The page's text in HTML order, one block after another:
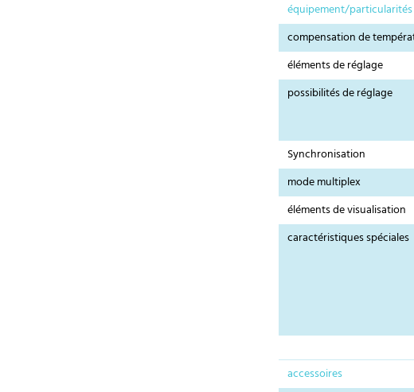
équipement/particularités
compensation de
éléments de réglage
possibilités de réglage
Synchronisation
mode multiplex
éléments de visualisation
caractéristiques spéciales
accessoires